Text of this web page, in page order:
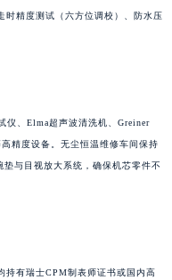
时精度测试（六方位调校）、防水压
仪、Elma超声波清洗机、Greiner
精度设备。无尘恒温维修车间保持
与目视放大系统，确保机芯零件不
持有瑞士CPM制表师证书或国内高